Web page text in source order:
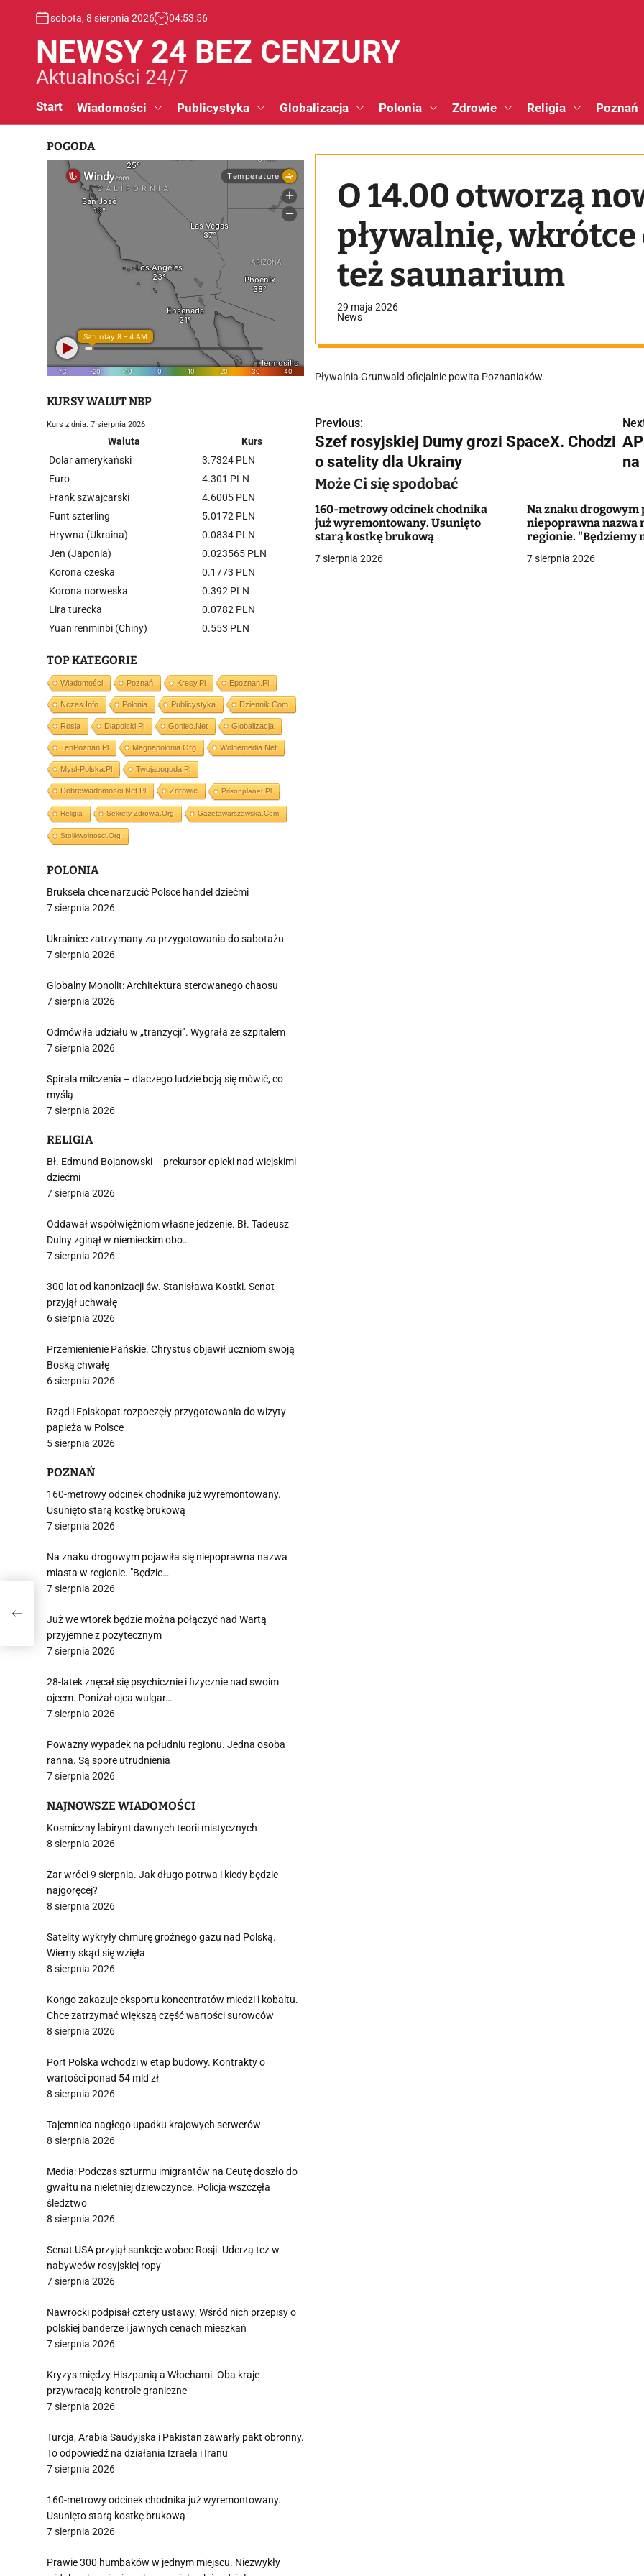
sobota, 8 sierpnia 2026 04:53:57
NEWSY 24 BEZ CENZURY
Aktualności 24/7
Start Wiadomości Publicystyka Globalizacja Polonia Zdrowie Religia Poznań
O 14.00 otworzą
pływalnię,
też saunarium
29 maja 2026
News
Pływalnia Grunwald oficjalnie powita Poznaniaków.
N
a
w
i
g
a
Previous:
Szef rosyjskiej Dumy grozi SpaceX. Chodzi
o satelity dla Ukrainy
na
Może Ci się spodobać
160-metrowy odcinek chodnika
już wyremontowany. Usunięto
starą kostkę brukową
7 sierpnia 2026
Na znaku drogowym
niepoprawna nazwa
regionie. "Będziemy
7 sierpnia 2026
POGODA
KURSY WALUT NBP
Kurs z dnia: 7 sierpnia 2026
Waluta
Kurs
Dolar amerykański
3.7324 PLN
Euro
4.301 PLN
Frank szwajcarski
4.6005 PLN
Funt szterling
5.0172 PLN
Hrywna (Ukraina)
0.0834 PLN
Jen (Japonia)
0.023565 PLN
Korona czeska
0.1773 PLN
Korona norweska
0.392 PLN
Lira turecka
0.0782 PLN
Yuan renminbi (Chiny)
0.553 PLN
TOP KATEGORIE
Wiadomości Poznań Kresy.pl Epoznan.pl
Nczas.info Polonia Publicystyka Dziennik.com
Rosja Dlapolski.pl Goniec.net Globalizacja
TenPoznan.pl Magnapolonia.org Wolnemedia.net
Mysl-Polska.pl Twojapogoda.pl
Dobrewiadomosci.net.pl Zdrowie Prisonplanet.pl
Religia Sekrety-Zdrowia.org Gazetawarszawska.com
Stolikwolnosci.org
POLONIA
Bruksela chce narzucić Polsce handel dziećmi
7 sierpnia 2026
Ukrainiec zatrzymany za przygotowania do sabotażu
7 sierpnia 2026
Globalny Monolit: Architektura sterowanego chaosu
7 sierpnia 2026
Odmówiła udziału w „tranzycji”. Wygrała ze szpitalem
7 sierpnia 2026
Spirala milczenia – dlaczego ludzie boją się mówić, co
myślą
7 sierpnia 2026
RELIGIA
Bł. Edmund Bojanowski – prekursor opieki nad wiejskimi
dziećmi
7 sierpnia 2026
Oddawał współwięźniom własne jedzenie. Bł. Tadeusz
Dulny zginął w niemieckim obo…
7 sierpnia 2026
300 lat od kanonizacji św. Stanisława Kostki. Senat
przyjął uchwałę
6 sierpnia 2026
Przemienienie Pańskie. Chrystus objawił uczniom swoją
Boską chwałę
6 sierpnia 2026
Rząd i Episkopat rozpoczęły przygotowania do wizyty
papieża w Polsce
5 sierpnia 2026
POZNAŃ
160-metrowy odcinek chodnika już wyremontowany.
Usunięto starą kostkę brukową
7 sierpnia 2026
Na znaku drogowym pojawiła się niepoprawna nazwa
miasta w regionie. "Będzie…
7 sierpnia 2026
Już we wtorek będzie można połączyć nad Wartą
przyjemne z pożytecznym
7 sierpnia 2026
28-latek znęcał się psychicznie i fizycznie nad swoim
ojcem. Poniżał ojca wulgar…
7 sierpnia 2026
Poważny wypadek na południu regionu. Jedna osoba
ranna. Są spore utrudnienia
7 sierpnia 2026
NAJNOWSZE WIADOMOŚCI
Kosmiczny labirynt dawnych teorii mistycznych
8 sierpnia 2026
Żar wróci 9 sierpnia. Jak długo potrwa i kiedy będzie
najgoręcej?
8 sierpnia 2026
Satelity wykryły chmurę groźnego gazu nad Polską.
Wiemy skąd się wzięła
8 sierpnia 2026
Kongo zakazuje eksportu koncentratów miedzi i kobaltu.
Chce zatrzymać większą część wartości surowców
8 sierpnia 2026
Port Polska wchodzi w etap budowy. Kontrakty o
wartości ponad 54 mld zł
8 sierpnia 2026
Tajemnica nagłego upadku krajowych serwerów
8 sierpnia 2026
Media: Podczas szturmu imigrantów na Ceutę doszło do
gwałtu na nieletniej dziewczynce. Policja wszczęła
śledztwo
8 sierpnia 2026
Senat USA przyjął sankcje wobec Rosji. Uderzą też w
nabywców rosyjskiej ropy
7 sierpnia 2026
Nawrocki podpisał cztery ustawy. Wśród nich przepisy o
polskiej banderze i jawnych cenach mieszkań
7 sierpnia 2026
Kryzys między Hiszpanią a Włochami. Oba kraje
przywracają kontrole graniczne
7 sierpnia 2026
Turcja, Arabia Saudyjska i Pakistan zawarły pakt obronny.
To odpowiedź na działania Izraela i Iranu
7 sierpnia 2026
160-metrowy odcinek chodnika już wyremontowany.
Usunięto starą kostkę brukową
7 sierpnia 2026
Prawie 300 humbaków w jednym miejscu. Niezwykły